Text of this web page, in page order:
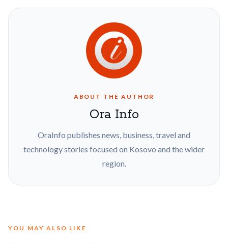
ABOUT THE AUTHOR
Ora Info
OraInfo publishes news, business, travel and
technology stories focused on Kosovo and the wider
region.
YOU MAY ALSO LIKE